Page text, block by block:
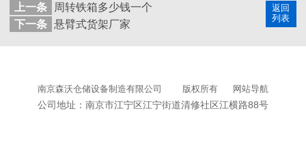
返回
列表
上一条
周转铁箱多少钱一个
下一条 悬臂式货架厂家
南京森沃仓储设备制造有限公司 版权所有
网站导航
公司地址：南京市江宁区江宁街道清修社区江横路88号